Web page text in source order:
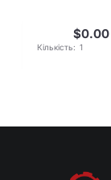
$0.00
Кількість: 1